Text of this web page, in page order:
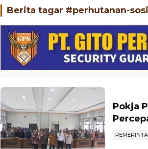
Berita tagar #perhutanan-
Pokja